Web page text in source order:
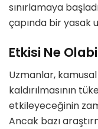
sınırlamaya
çapında bir yasak
Etkisi Ne
Uzmanlar,
kaldırılmasının
etkileyeceğinin
Ancak bazı